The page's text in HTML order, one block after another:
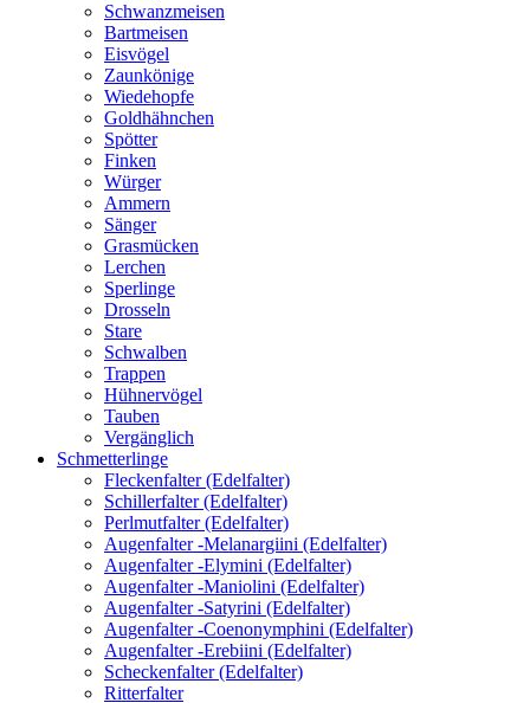
Schwanzmeisen
Bartmeisen
Eisvögel
Zaunkönige
Wiedehopfe
Goldhähnchen
Spötter
Finken
Würger
Ammern
Sänger
Grasmücken
Lerchen
Sperlinge
Drosseln
Stare
Schwalben
Trappen
Hühnervögel
Tauben
Vergänglich
Schmetterlinge
Fleckenfalter (Edelfalter)
Schillerfalter (Edelfalter)
Perlmutfalter (Edelfalter)
Augenfalter -Melanargiini (Edelfalter)
Augenfalter -Elymini (Edelfalter)
Augenfalter -Maniolini (Edelfalter)
Augenfalter -Satyrini (Edelfalter)
Augenfalter -Coenonymphini (Edelfalter)
Augenfalter -Erebiini (Edelfalter)
Scheckenfalter (Edelfalter)
Ritterfalter